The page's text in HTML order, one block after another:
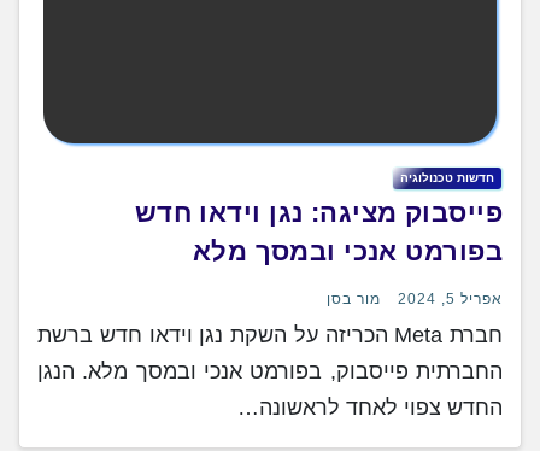
חדשות טכנולוגיה
פייסבוק מציגה: נגן וידאו חדש
בפורמט אנכי ובמסך מלא
אפריל 5, 2024 מור בסן
חברת Meta הכריזה על השקת נגן וידאו חדש ברשת
החברתית פייסבוק, בפורמט אנכי ובמסך מלא. הנגן
החדש צפוי לאחד לראשונה…